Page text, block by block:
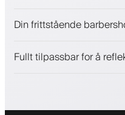
Engasjer kunder
Din frittstående
Fullt tilpassbar for å